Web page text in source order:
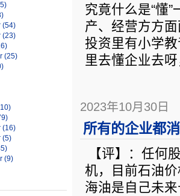
(54)
(23)
(25)
(16)
(5)
(9)
究竟什么是“懂
产、经营方方
投资里有小学
里去懂企业去
2023年10月30日
所有的企业都
【评】：任何
机，目前石油
海油是自己未